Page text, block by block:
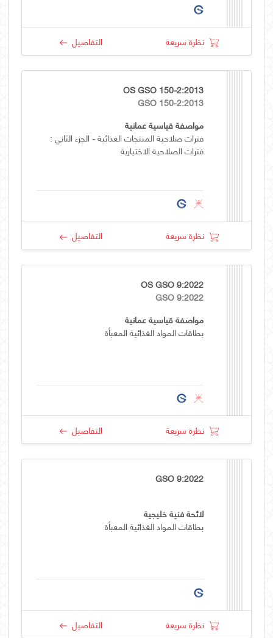
نظرة سريعة التفاصيل
OS GSO 150-2:2013
GSO 150-2:2013
مواصفة قياسية عمانية
فترات صلاحية المنتجات الغذائية - الجزء الثاني :
فترات الصلاحية الاختيارية
نظرة سريعة التفاصيل
OS GSO 9:2022
GSO 9:2022
مواصفة قياسية عمانية
بطاقات المواد الغذائية المعبأة
نظرة سريعة التفاصيل
GSO 9:2022
لائحة فنية خليجية
بطاقات المواد الغذائية المعبأة
نظرة سريعة التفاصيل